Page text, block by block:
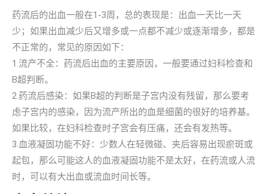
药流后的出血一般在1-3周，总的表现是：出血一天比一天
少；如果出血减少后又增多或一点都不减少或逐渐增多，都是
不正常的，常见的原因如下：
1.流产不全：药流后出血的主要原因，一般要通过妇科检查和
B超判断。
2.药流后感染：如果B超的判断是子宫内没有残留，那么要考
虑子宫内的感染，因为流产所出的血是细菌的很好的培养基。
如果比较，在妇科检查时子宫会有压痛，还会有发热等。
3.血液凝固功能不好：少数人在轻微碰、夹后容易出现瘀斑或
起包，那么可能这人的血液凝固功能不是太好，在药流或人流
时，可以有大出血或流血时间长等。